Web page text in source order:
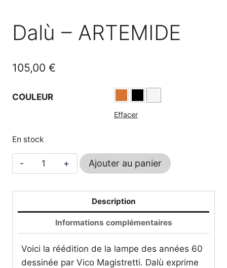
Dalù – ARTEMIDE
105,00 €
COULEUR
Effacer
En stock
quantité
de
ARTEMIDE
Ajouter au panier
Description
Informations complémentaires
Voici la réédition de la lampe des années 60
dessinée par Vico Magistretti. Dalù exprime